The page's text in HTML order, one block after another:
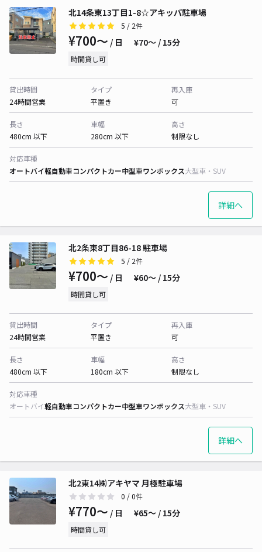
北14条東13丁目1-8☆アキッパ駐車場
5 / 2件
¥700〜 / 日 ¥70〜 / 15分
時間貸し可
貸出時間
24時間営業
タイプ
平置き
再入庫
可
長さ
480cm 以下
車幅
280cm 以下
高さ
制限なし
対応車種
オートバイ軽自動車コンパクトカー中型車ワンボックス大型車・SUV
詳細へ
北2条東8丁目86-18 駐車場
5 / 2件
¥700〜 / 日 ¥60〜 / 15分
時間貸し可
貸出時間
24時間営業
タイプ
平置き
再入庫
可
長さ
480cm 以下
車幅
180cm 以下
高さ
制限なし
対応車種
オートバイ軽自動車コンパクトカー中型車ワンボックス大型車・SUV
詳細へ
北2東14㈱アキヤマ 月極駐車場
0 / 0件
¥770〜 / 日 ¥65〜 / 15分
時間貸し可